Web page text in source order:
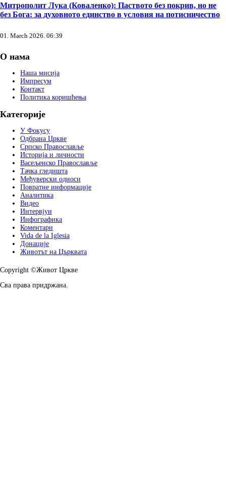
Митрополит Лука (Коваленко): Паството без покрив, но не
без Бога: за духовното единство в условия на потисничество
01. March 2026. 06:39
О нама
Наша мисија
Импресум
Контакт
Политика коришћења
Категорије
У Фокусу
Одбрана Цркве
Српско Православље
Историја и личности
Васељенско Православље
Тачка гледишта
Међуверски односи
Повратне информације
Аналитика
Видео
Интервјуи
Инфографика
Коментари
Vida de la Iglesia
Донације
Животът на Църквата
Copyright ©Живот Цркве
Сва права придржана.